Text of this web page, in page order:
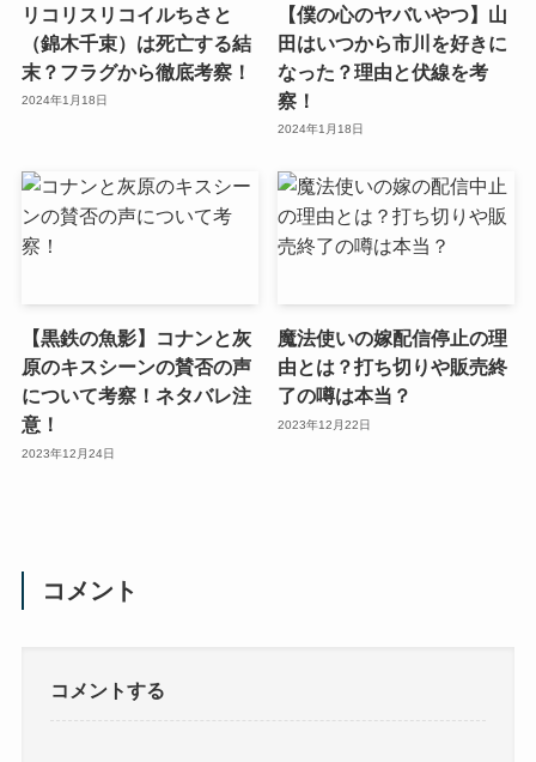
リコリスリコイルちさと
（錦木千束）は死亡する結
末？フラグから徹底考察！
2024年1月18日
【僕の心のヤバいやつ】山
田はいつから市川を好きに
なった？理由と伏線を考
察！
2024年1月18日
【黒鉄の魚影】コナンと灰
原のキスシーンの賛否の声
について考察！ネタバレ注
意！
2023年12月24日
魔法使いの嫁配信停止の理
由とは？打ち切りや販売終
了の噂は本当？
2023年12月22日
コメント
コメントする